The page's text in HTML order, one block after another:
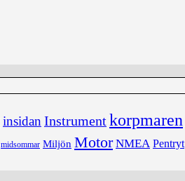
insidan Instrumentkorpmaren
midsommar Miljön Motor NMEA Pentryt